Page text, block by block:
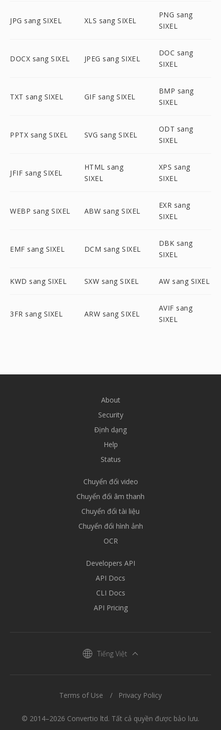
JPG sang SIXEL XLS sang SIXEL
PNG sang
SIXEL
DOCX sang SIXEL JPEG sang SIXEL
DOC sang
SIXEL
TXT sang SIXEL GIF sang SIXEL
BMP sang
SIXEL
PPTX sang SIXEL SVG sang SIXEL
ODT sang
SIXEL
JFIF sang SIXEL
HTML sang
SIXEL
XPS sang
SIXEL
WEBP sang SIXEL ABW sang SIXEL
EXR sang
SIXEL
EMF sang SIXEL DCM sang SIXEL
DBK sang
SIXEL
KWD sang SIXEL SXW sang SIXEL AW sang SIXEL
3FR sang SIXEL ARW sang SIXEL
AVIF sang
SIXEL
About
Security
Định dạng
Help
Status
Chuyển đổi video
Chuyển đổi âm thanh
Chuyển đổi tài liệu
Chuyển đổi hình ảnh
OCR
Developers API
API Docs
CLI Docs
API Pricing
Tiếng Việt
© 2014–2026 Convertio ltd. Tất cả quyền được bảo lưu.
Terms of Use Privacy Policy